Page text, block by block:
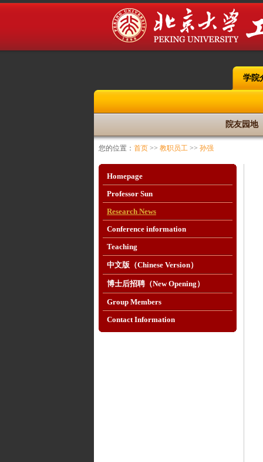
学院
院友园地
您的位置： 首页 >> 教职员工 >> 孙强
Homepage
Professor Sun
Research News
Conference information
Teaching
中文版（Chinese Version）
博士后招聘（New Opening）
Group Members
Contact Information